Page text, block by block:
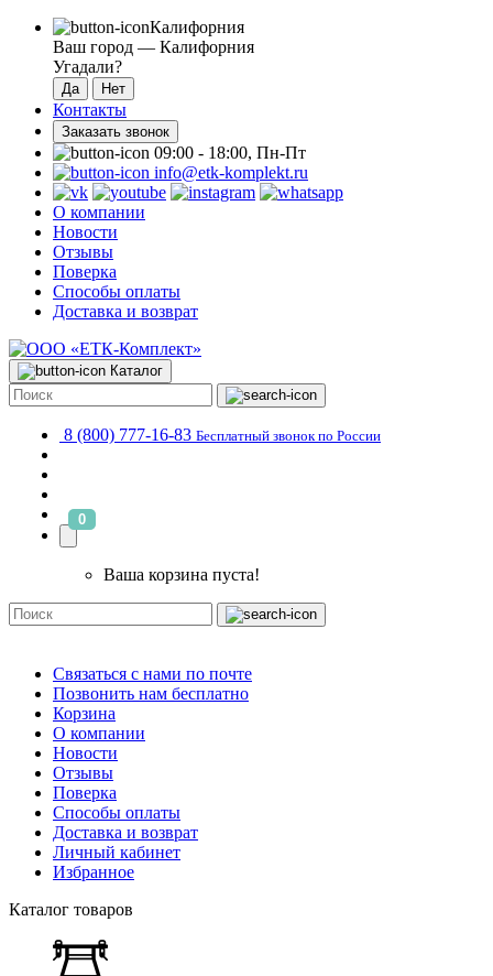
Калифорния
Ваш город — Калифорния
Угадали?
Контакты
Заказать звонок
09:00 - 18:00, Пн-Пт
info@etk-komplekt.ru
О компании
Новости
Отзывы
Поверка
Способы оплаты
Доставка и возврат
Каталог
8 (800) 777-16-83 Бесплатный звонок по России
0
Ваша корзина пуста!
Связаться с нами по почте
Позвонить нам бесплатно
Корзина
О компании
Новости
Отзывы
Поверка
Способы оплаты
Доставка и возврат
Личный кабинет
Избранное
Каталог товаров